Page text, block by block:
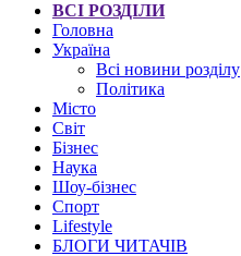
ВСІ РОЗДІЛИ
Головна
Україна
Всі новини розділу
Політика
Місто
Світ
Бізнес
Наука
Шоу-бізнес
Спорт
Lifestyle
БЛОГИ ЧИТАЧІВ